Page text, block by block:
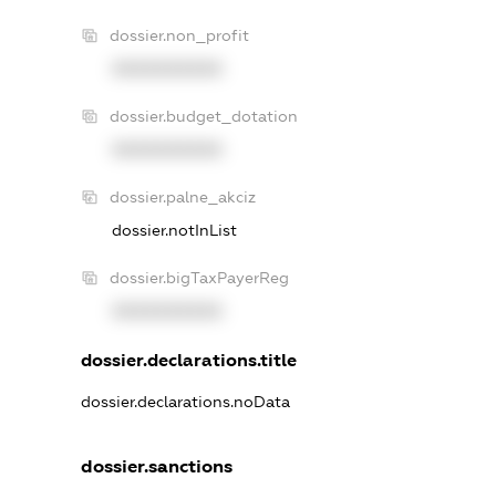
dossier.non_profit
dossier.budget_dotation
dossier.palne_akciz
dossier.notInList
dossier.bigTaxPayerReg
dossier.declarations.title
dossier.declarations.noData
dossier.sanctions